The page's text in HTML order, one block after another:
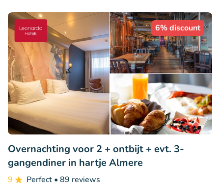
6% discount
Overnachting voor 2 + ontbijt + evt. 3-
gangendiner in hartje Almere
9 Perfect • 89 reviews